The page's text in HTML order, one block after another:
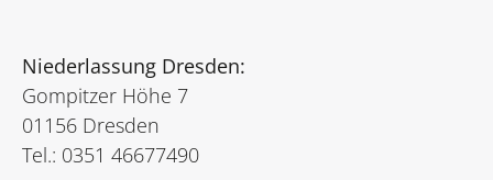
Niederlassung Dresden:
Gompitzer Höhe 7
01156 Dresden
Tel.: 0351 46677490